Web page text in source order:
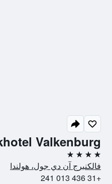
Valkenburg
4 نجوم
فالكنبرج آن دي جول، هولندا
+31 436 013 241